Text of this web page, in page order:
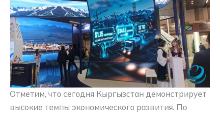
Отметим, что сегодня Кыргызстан демонстрирует
высокие темпы экономического развития. По